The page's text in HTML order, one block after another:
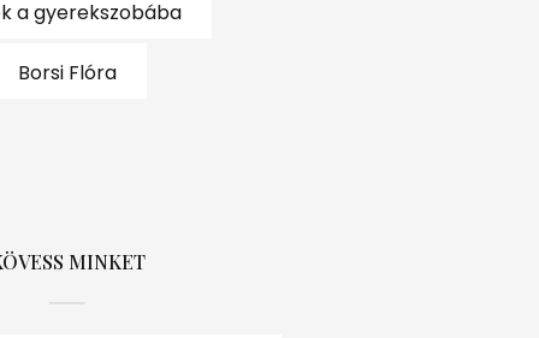
a gyerekszobába
Borsi Flóra
MINKET